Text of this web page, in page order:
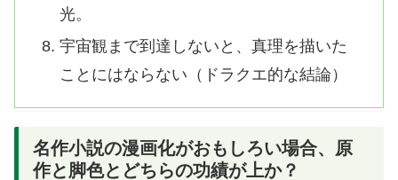
光。
宇宙観まで到達しないと、真理を描いた
ことにはならない（ドラクエ的な結論）
名作小説の漫画化がおもしろい場合、原
作と脚色とどちらの功績が上か？